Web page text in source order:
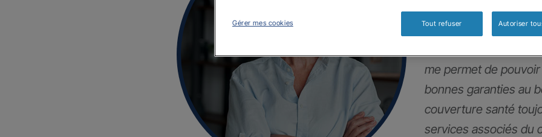
d’expert !
me permet de
bonnes garanties au
couverture santé
services associés du
Gérer mes cookies Tout refuser Autoriser